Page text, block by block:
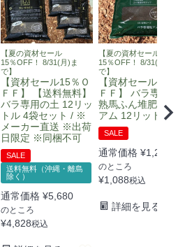
【夏の資材セール
15％OFF！ 8/31(月)ま
で】
【資材セール15％Ｏ
ＦＦ】 【送料無料】
バラ専用の土 12リッ
トル 4袋セット / ※
メーカー直送 ※出荷
日限定 ※同梱不可
SALE
送料無料（沖縄・離島
除く）
通常価格 ¥5,680
のところ
¥4,828税込
【夏の資材セール
15％OFF！ 8/31(月)ま
で】
【資材セール15％
ＦＦ】 バラ専用 完
熟馬ふん堆肥 プレ
アム 12リットル
SALE
通常価格 ¥1,280
のところ
¥1,088税込
詳細を見る